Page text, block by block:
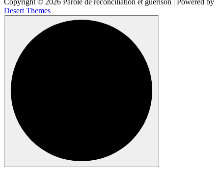
Desert Themes